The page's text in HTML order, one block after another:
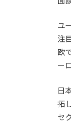
ユ
注
欧
ー
日
拓
セ